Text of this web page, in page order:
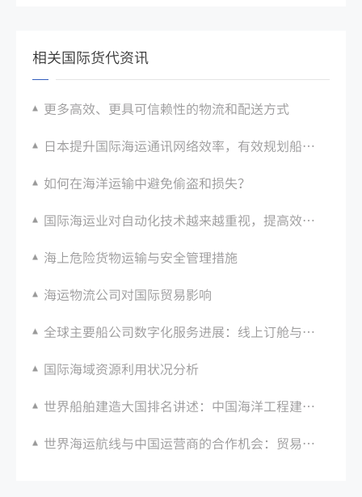
相关国际货代资讯
更多高效、更具可信赖性的物流和配送方式
日本提升国际海运通讯网络效率，有效规划船舶调度和卸货方案
如何在海洋运输中避免偷盗和损失？
国际海运业对自动化技术越来越重视，提高效率降低成本
海上危险货物运输与安全管理措施
海运物流公司对国际贸易影响
全球主要船公司数字化服务进展：线上订舱与跟踪功能
国际海域资源利用状况分析
世界船舶建造大国排名讲述：中国海洋工程建造能力仍排名第一
世界海运航线与中国运营商的合作机会：贸易增长带动船舶装卸业务繁荣